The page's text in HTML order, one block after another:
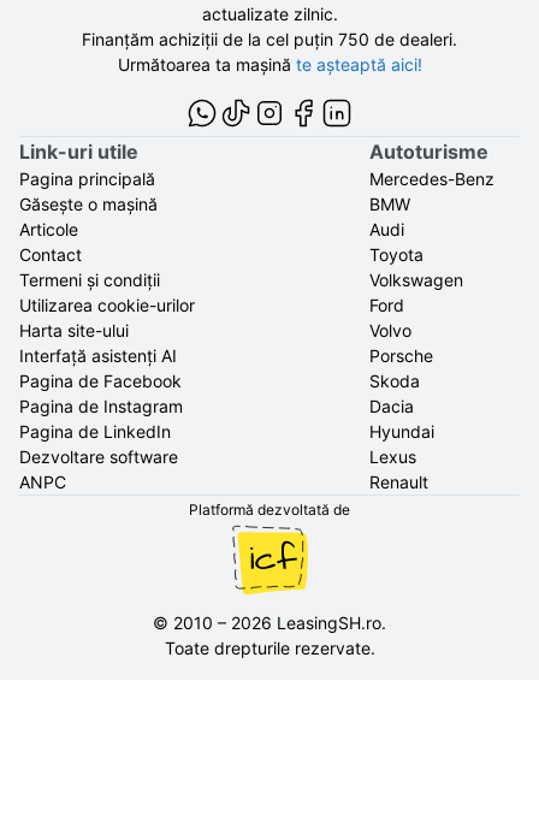
actualizate zilnic.
Finanțăm achiziții de la cel puțin 750 de dealeri.
Următoarea ta mașină te așteaptă aici!
Link-uri utile
Pagina principală
Găsește o mașină
Articole
Contact
Termeni și condiții
Utilizarea cookie-urilor
Harta site-ului
Interfață asistenți AI
Pagina de Facebook
Pagina de Instagram
Pagina de LinkedIn
Dezvoltare software
ANPC
Autoturisme
Mercedes-Benz
BMW
Audi
Toyota
Volkswagen
Ford
Volvo
Porsche
Skoda
Dacia
Hyundai
Lexus
Renault
Platformă dezvoltată de
© 2010 – 2026 LeasingSH.ro.
Toate drepturile rezervate.